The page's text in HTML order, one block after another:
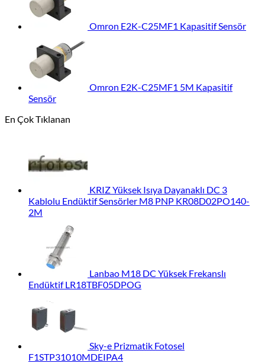
Omron E2K-C25MF1 Kapasitif Sensör
Omron E2K-C25MF1 5M Kapasitif
Sensör
En Çok Tıklanan
KRIZ Yüksek Isıya Dayanaklı DC 3
Kablolu Endüktif Sensörler M8 PNP KR08D02PO140-
2M
Lanbao M18 DC Yüksek Frekanslı
Endüktif LR18TBF05DPOG
Sky-e Prizmatik Fotosel
F1STP31010MDEIPA4